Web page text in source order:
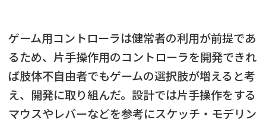
ゲーム用コントローラは健常者の利用が前提であ
るため、片手操作用のコントローラを開発できれ
ば肢体不自由者でもゲームの選択肢が増えると考
え、開発に取り組んだ。設計では片手操作をする
マウスやレバーなどを参考にスケッチ・モデリン